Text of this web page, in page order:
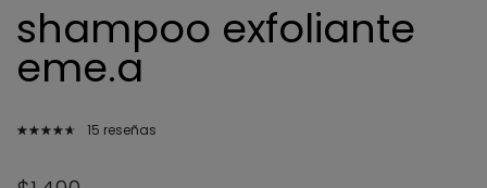
shampoo exfoliante
eme.a
15 reseñas